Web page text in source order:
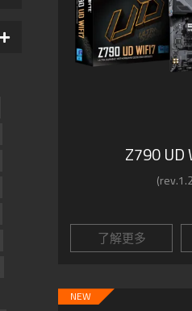
Z790 UD
了解更多
NEW